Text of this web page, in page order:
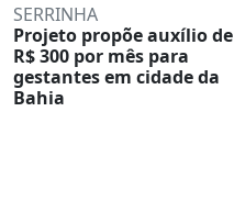
SERRINHA
Projeto propõe auxílio de
R$ 300 por mês para
gestantes em cidade da
Bahia